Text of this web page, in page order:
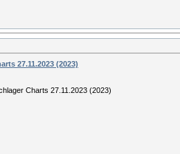
27.11.2023 (2023)
Charts 27.11.2023 (2023)